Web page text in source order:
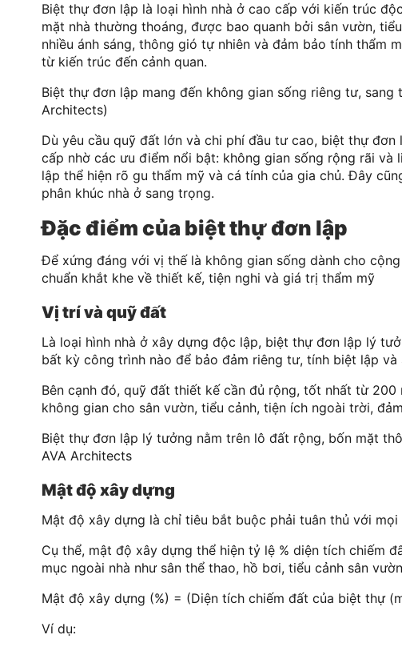
Biệt thự đơn lập là loại hình nhà ở cao cấp với kiến trúc
mặt nhà thường thoáng, được bao quanh bởi sân vườn,
nhiều ánh sáng, thông gió tự nhiên và đảm bảo tính
từ kiến trúc đến cảnh quan.
Biệt thự đơn lập mang đến không gian sống riêng tư, sang
Architects)
Dù yêu cầu quỹ đất lớn và chi phí đầu tư cao, biệt thự
cấp nhờ các ưu điểm nổi bật: không gian sống rộng rãi
lập thể hiện rõ gu thẩm mỹ và cá tính của gia chủ. Đây
phân khúc nhà ở sang trọng.
Đặc điểm của biệt thự đơn lập
Để xứng đáng với vị thế là không gian sống dành cho
chuẩn khắt khe về thiết kế, tiện nghi và giá trị thẩm mỹ
Vị trí và quỹ đất
Là loại hình nhà ở xây dựng độc lập, biệt thự đơn lập lý
bất kỳ công trình nào để bảo đảm riêng tư, tính biệt lập và
Bên cạnh đó, quỹ đất thiết kế cần đủ rộng, tốt nhất từ
không gian cho sân vườn, tiểu cảnh, tiện ích ngoài trời,
Biệt thự đơn lập lý tưởng nằm trên lô đất rộng, bốn mặt
AVA Architects
Mật độ xây dựng
Mật độ xây dựng là chỉ tiêu bắt buộc phải tuân thủ với
Cụ thể, mật độ xây dựng thể hiện tỷ lệ % diện tích chiếm
mục ngoài nhà như sân thể thao, hồ bơi, tiểu cảnh sân
Mật độ xây dựng (%) = (Diện tích chiếm đất của biệt thự
Ví dụ: